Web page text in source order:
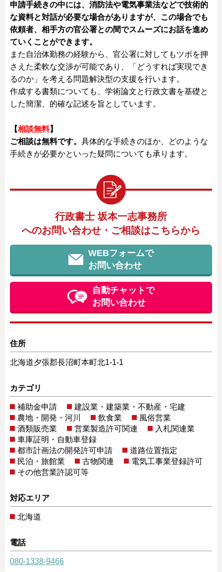
申請手続きの中には、消防法や電気事業法などで技術的
な資料と対話が必要な場合がありますが、この場合でも
依頼者、相手方の官公署との間でスムーズにお話を進め
ていくことができます。
また自治体勤務の経験から、官公署に対してもツボを押
さえた柔軟な交渉が可能であり、「どうすれば実現でき
るのか」を考える問題解決型の支援を行います。
作成する書類についても、学術論文と行政文書を基礎と
した簡潔、的確な記述を旨としています。
【相談無料】
ご相談は無料です。 具体的な手続きのほか、どのような
手続きが必要かといった疑問についても承ります。
行政書士 坂本一志事務所
へのお問い合わせ・ご相談はこちらから
WEBフォームで
お問い合わせ
自動チャットで
お問い合わせ
住所
北海道夕張郡長沼町本町北1-1-1
カテゴリ
補助金申請
建設業・建築業・不動産・宅建
農地・開発・河川
飲食業
風俗営業
酒類販売業
営業製造許可関連
入札関連業
車庫証明・自動車登録
都市計画法の開発許可申請
道路位置指定
民泊・旅館業
古物関連
電気工事業登録許可
その他営業許認可等
対応エリア
北海道
電話
080-1338-9466